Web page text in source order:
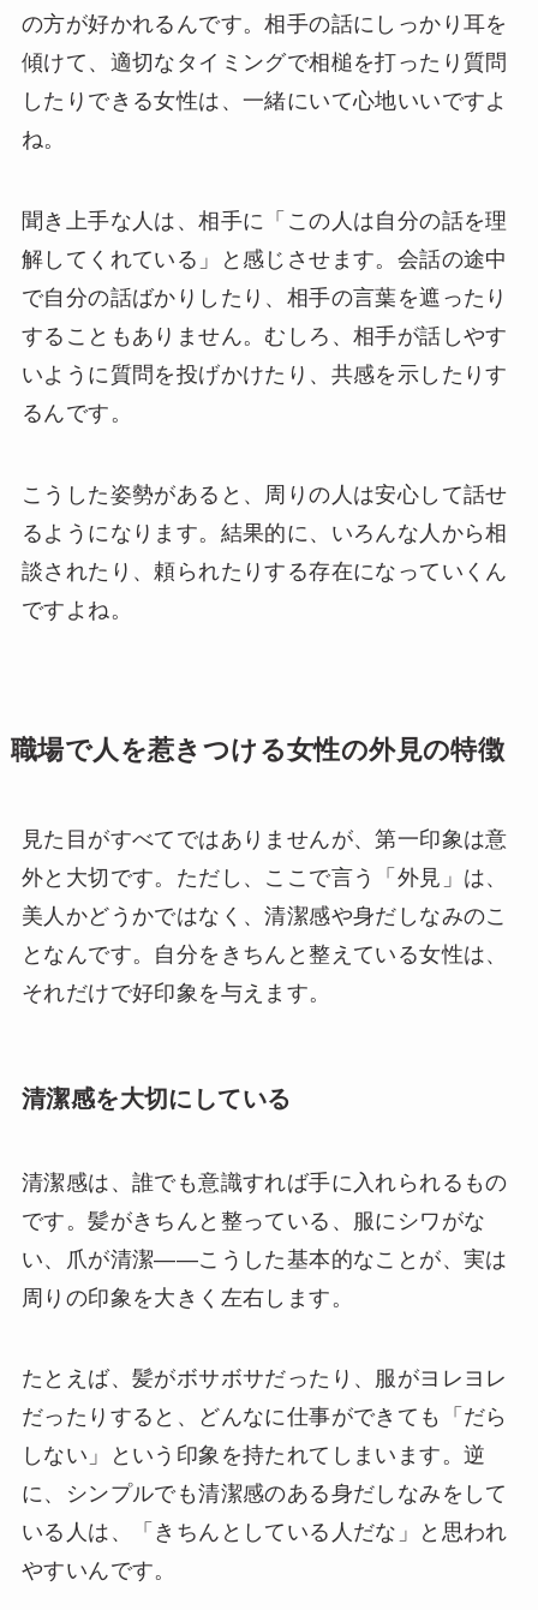
の方が好かれるんです。相手の話にしっかり耳を
傾けて、適切なタイミングで相槌を打ったり質問
したりできる女性は、一緒にいて心地いいですよ
ね。
聞き上手な人は、相手に「この人は自分の話を理
解してくれている」と感じさせます。会話の途中
で自分の話ばかりしたり、相手の言葉を遮ったり
することもありません。むしろ、相手が話しやす
いように質問を投げかけたり、共感を示したりす
るんです。
こうした姿勢があると、周りの人は安心して話せ
るようになります。結果的に、いろんな人から相
談されたり、頼られたりする存在になっていくん
ですよね。
職場で人を惹きつける女性の外見の特徴
見た目がすべてではありませんが、第一印象は意
外と大切です。ただし、ここで言う「外見」は、
美人かどうかではなく、清潔感や身だしなみのこ
となんです。自分をきちんと整えている女性は、
それだけで好印象を与えます。
清潔感を大切にしている
清潔感は、誰でも意識すれば手に入れられるもの
です。髪がきちんと整っている、服にシワがな
い、爪が清潔——こうした基本的なことが、実は
周りの印象を大きく左右します。
たとえば、髪がボサボサだったり、服がヨレヨレ
だったりすると、どんなに仕事ができても「だら
しない」という印象を持たれてしまいます。逆
に、シンプルでも清潔感のある身だしなみをして
いる人は、「きちんとしている人だな」と思われ
やすいんです。